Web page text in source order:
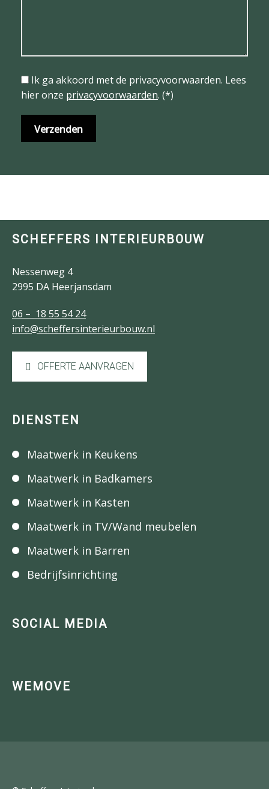
Ik ga akkoord met de privacyvoorwaarden. Lees
hier onze privacyvoorwaarden. (*)
SCHEFFERS INTERIEURBOUW
Nessenweg 4
2995 DA Heerjansdam
06 – 18 55 54 24
info@scheffersinterieurbouw.nl
OFFERTE AANVRAGEN
DIENSTEN
Maatwerk in Keukens
Maatwerk in Badkamers
Maatwerk in Kasten
Maatwerk in TV/Wand meubelen
Maatwerk in Barren
Bedrijfsinrichting
SOCIAL MEDIA
WEMOVE